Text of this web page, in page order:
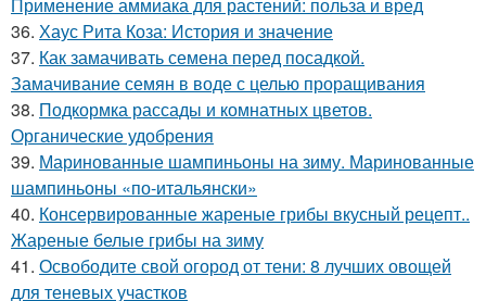
36. Хаус Рита Коза: История и значение
37. Как замачивать семена перед посадкой.
Замачивание семян в воде с целью проращивания
38. Подкормка рассады и комнатных цветов.
Органические удобрения
39. Маринованные шампиньоны на зиму. Маринованные
шампиньоны «по-итальянски»
40. Консервированные жареные грибы вкусный рецепт..
Жареные белые грибы на зиму
41. Освободите свой огород от тени: 8 лучших овощей
для теневых участков